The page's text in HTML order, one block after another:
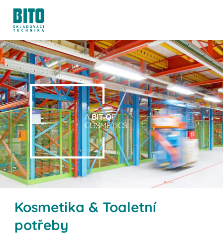
ABIT OF
COSMETICS.
Kosmetika & Toaletní
potřeby